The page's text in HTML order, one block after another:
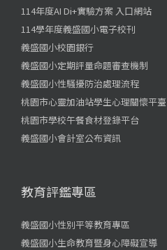
114年度AI Di+實驗方案 入口網站
114學年度義盛國小電子校刊
義盛國小校園銀行
義盛國小定期評量命題審查機制
義盛國小性騷擾防治處理流程
桃園市心靈加油站學生心理關懷平臺
桃園市學校午餐食材登錄平台
義盛國小會計室公布資訊
教育評鑑專區
義盛國小性別平等教育專區
義盛國小生命教育暨身心障礙宣導